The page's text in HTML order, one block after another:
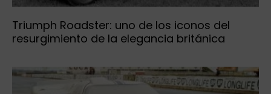
Triumph Roadster: uno de los iconos del
resurgimiento de la elegancia británica